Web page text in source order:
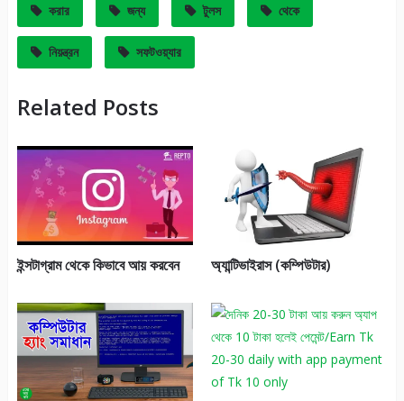
করার জন্য টুলস থেকে
নিয়ন্ত্রন সফটওয়্যার
Related Posts
ইন্সটাগ্রাম থেকে কিভাবে আয় করবেন অ্যান্টিভাইরাস (কম্পিউটার)